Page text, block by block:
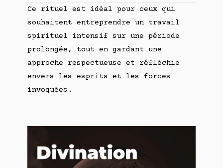
Ce rituel est idéal pour ceux qui
souhaitent entreprendre un travail
spirituel intensif sur une période
prolongée, tout en gardant une
approche respectueuse et réfléchie
envers les esprits et les forces
invoquées.